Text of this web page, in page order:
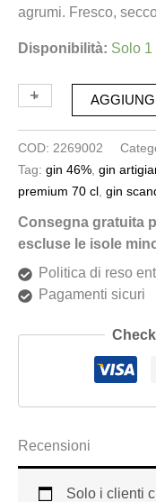
agrumi. Fresco,
Disponibilità: Solo
-
+
COD: 2269002
Tag: gin 46% gin
premium 70 cl gin
Consegna gratuita
escluse le isole
Politica di reso
Pagamenti sicuri
Recensioni
Solo i clienti